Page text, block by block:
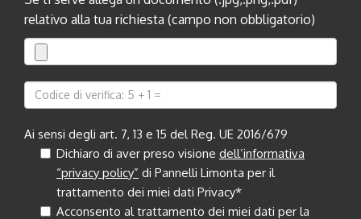
relativo alla tua richiesta (campo non obbligatorio)
Ai sensi degli art. 7, 13 e 15 del Reg. UE 2016/679
Dichiaro di aver preso visione dell’informativa
“privacy policy” di Pannelli Limonta per il
trattamento dei miei dati Privacy*
Acconsento al trattamento dei miei dati per la